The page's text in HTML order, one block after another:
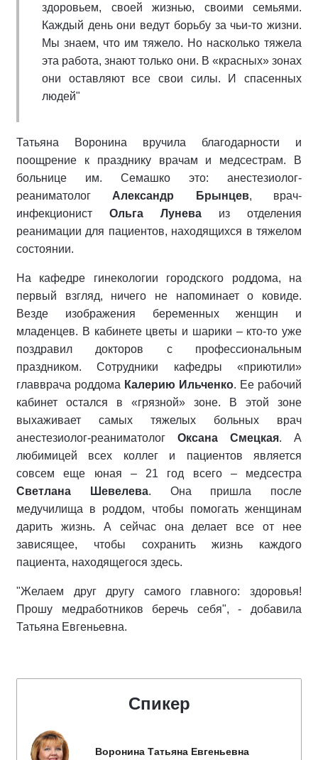
здоровьем, своей жизнью, своими семьями.
Каждый день они ведут борьбу за чьи-то жизни.
Мы знаем, что им тяжело. Но насколько тяжела
эта работа, знают только они. В «красных» зонах
они оставляют все свои силы. И спасенных
людей"
Татьяна Воронина вручила благодарности и
поощрение к празднику врачам и медсестрам. В
больнице им. Семашко это: анестезиолог-
реаниматолог Александр Брынцев, врач-
инфекционист Ольга Лунева из отделения
реанимации для пациентов, находящихся в тяжелом
состоянии.
На кафедре гинекологии городского роддома, на
первый взгляд, ничего не напоминает о ковиде.
Везде изображения беременных женщин и
младенцев. В кабинете цветы и шарики – кто-то уже
поздравил докторов с профессиональным
праздником. Сотрудники кафедры «приютили»
главврача роддома Калерию Ильченко. Ее рабочий
кабинет остался в «грязной» зоне. В этой зоне
выхаживает самых тяжелых больных врач
анестезиолог-реаниматолог Оксана Смецкая. А
любимицей всех коллег и пациентов является
совсем еще юная – 21 год всего – медсестра
Светлана Шевелева. Она пришла после
медучилища в роддом, чтобы помогать женщинам
дарить жизнь. А сейчас она делает все от нее
зависящее, чтобы сохранить жизнь каждого
пациента, находящегося здесь.
"Желаем друг другу самого главного: здоровья!
Прошу медработников беречь себя", - добавила
Татьяна Евгеньевна.
Спикер
Воронина Татьяна Евгеньевна